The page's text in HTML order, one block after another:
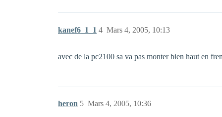
kanef6_1_1 Mars 4, 2005, 10:13
4
avec de la pc2100 sa va pas monter bien haut en
heron Mars 4, 2005, 10:36
5